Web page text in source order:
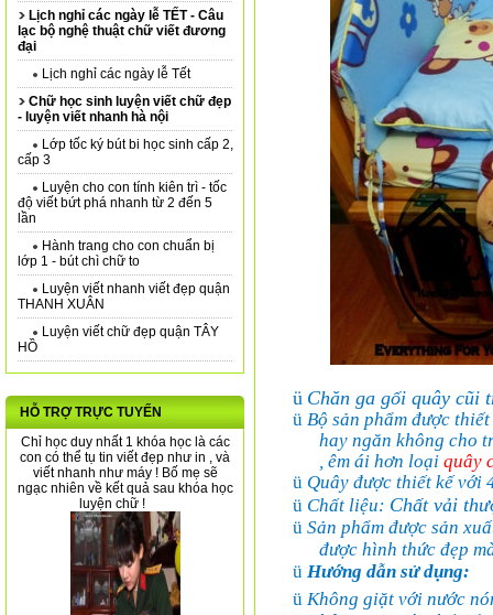
Lịch nghỉ các ngày lễ TẾT - Câu
lạc bộ nghệ thuật chữ viết đương
đại
Lịch nghỉ các ngày lễ Tết
Chữ học sinh luyện viết chữ đẹp
- luyện viết nhanh hà nội
Lớp tốc ký bút bi học sinh cấp 2,
cấp 3
Luyện cho con tính kiên trì - tốc
độ viết bứt phá nhanh từ 2 đến 5
lần
Hành trang cho con chuẩn bị
lớp 1 - bút chì chữ to
Luyện viết nhanh viết đẹp quận
THANH XUÂN
Luyện viết chữ đẹp quận TÂY
HỒ
HỖ TRỢ TRỰC TUYẾN
Chỉ học duy nhất 1 khóa học là các
con có thể tụ tin viết đẹp như in , và
viết nhanh như máy ! Bố mẹ sẽ
ngạc nhiên về kết quả sau khóa học
luyện chữ !
ü Chăn ga gối quây cũi
ü Bộ sản phẩm được
hay ngăn không cho
, êm ái hơn loại quây
ü Quây được thiết kế với
ü Chất liệu: Chất vải
ü Sản phẩm được sản
được hình thức đẹp
ü Hướng dẫn sử dụng:
ü Không giặt với nước